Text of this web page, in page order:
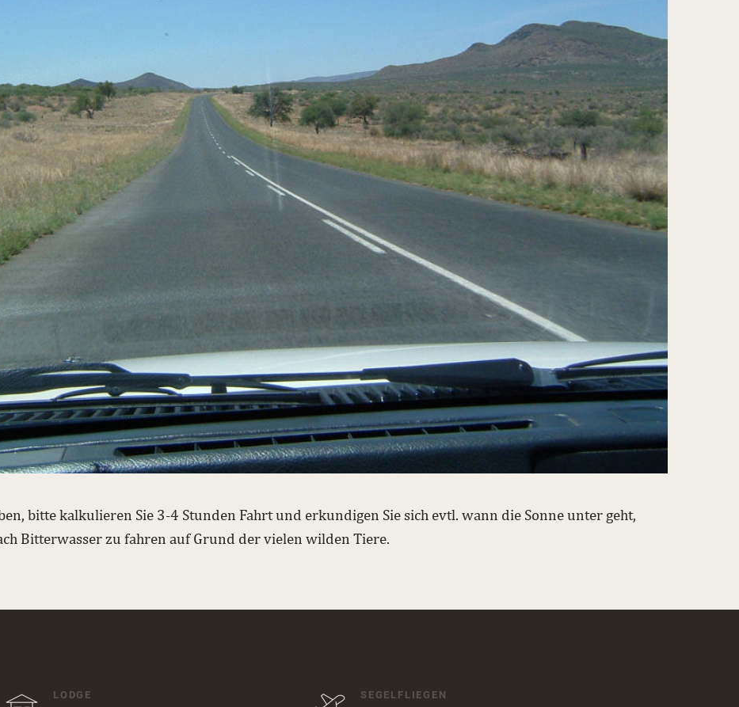
bitte kalkulieren Sie 3-4 Stunden Fahrt und erkundigen Sie sich evtl. wann die Sonne unter geht,
Bitterwasser zu fahren auf Grund der vielen wilden Tiere.
LODGE SEGELFLIEGEN